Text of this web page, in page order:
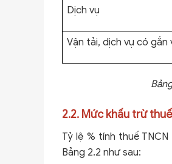
Dịch vụ
Vận tải, dịch vụ có gắn
2.2. Mức khấu trừ
Tỷ lệ % tính thuế
Bảng 2.2 như sau: